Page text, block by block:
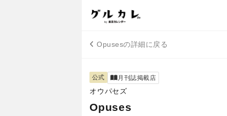
Opusesの詳細に戻る
公式 月刊誌掲載店
オウパセズ
Opuses